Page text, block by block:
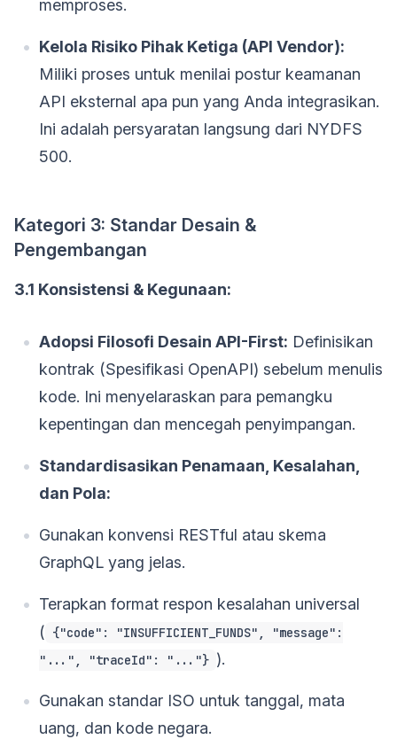
memproses.
Kelola Risiko Pihak Ketiga (API Vendor):
Miliki proses untuk menilai postur keamanan
API eksternal apa pun yang Anda integrasikan.
Ini adalah persyaratan langsung dari NYDFS
500.
Kategori 3: Standar Desain &
Pengembangan
3.1 Konsistensi & Kegunaan:
Adopsi Filosofi Desain API-First: Definisikan
kontrak (Spesifikasi OpenAPI) sebelum menulis
kode. Ini menyelaraskan para pemangku
kepentingan dan mencegah penyimpangan.
Standardisasikan Penamaan, Kesalahan,
dan Pola:
Gunakan konvensi RESTful atau skema
GraphQL yang jelas.
Terapkan format respon kesalahan universal
( {"code": "INSUFFICIENT_FUNDS", "message":
"...", "traceId": "..."} ).
Gunakan standar ISO untuk tanggal, mata
uang, dan kode negara.